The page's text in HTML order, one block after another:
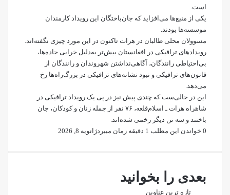
است.
یکی از منبع‌ها می‌افزاید که جان‌باختگان این رویداد کارمندان
موسسه‌ها بودند.
مسوولان محلی طالبان در هرات تاکنون در این مورد چیزی نگفته‌اند.
رویدادهای ترافیکی در افغانستان بیش‌تر به‌دلیل خرابی‌ جاده‌ها،
بی‌احتیاطی رانندگان، آگاهی‌نداشتن شهروندان و رانندگان از
قانون‌های ترافیکی و نبود نشانه‌های ترافیکی در بزرگ‌راه‌ها رخ
می‌دهد.
این در حالی‌ست که چندی پیش نیز در پی یک رویداد ترافیکی در
شاهراه هرات ـ اسلام‌قلعه، ۷۶ نفر از جمله زنان و کودکان، جان
باختند و سه تن دیگر زخمی شده‌اند.
ژانویه 8, 2026
0 خواندن این مطلب 1 دقیقه زمان میبرد
بعدی را بخوانید
تازه ترین عناوین